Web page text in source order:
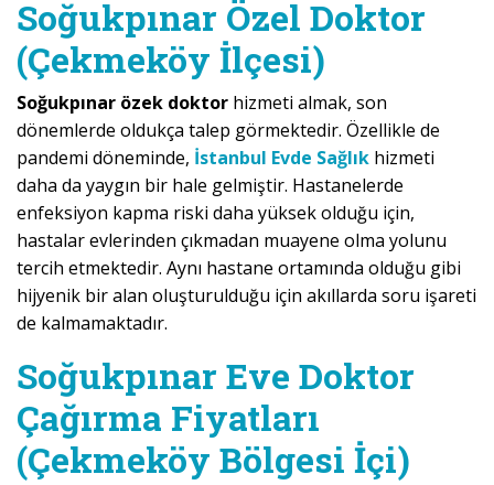
Soğukpınar Özel Doktor
(Çekmeköy İlçesi)
Soğukpınar özek doktor hizmeti almak, son
dönemlerde oldukça talep görmektedir. Özellikle de
pandemi döneminde, İstanbul Evde Sağlık hizmeti
daha da yaygın bir hale gelmiştir. Hastanelerde
enfeksiyon kapma riski daha yüksek olduğu için,
hastalar evlerinden çıkmadan muayene olma yolunu
tercih etmektedir. Aynı hastane ortamında olduğu gibi
hijyenik bir alan oluşturulduğu için akıllarda soru işareti
de kalmamaktadır.
Soğukpınar Eve Doktor
Çağırma Fiyatları
(Çekmeköy Bölgesi İçi)